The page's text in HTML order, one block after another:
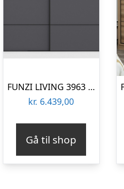
FUNZI LIVING 3963 garderobeskab, 2 skydelåger, 2 bøjlestænger, 2 skuffer – hvid/antracitgrå melamin
kr. 6.439,00
Gå til shop